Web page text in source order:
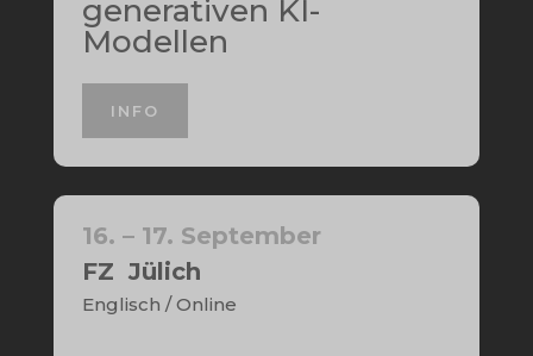
generativen KI-
Modellen
INFO
16. – 17. September
FZ Jülich
Englisch / Online